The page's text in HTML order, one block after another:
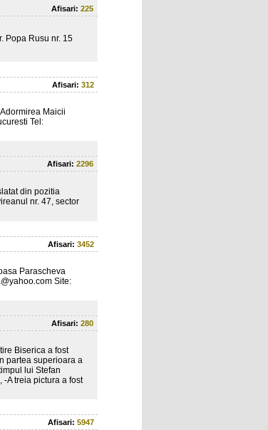
Afisari: 225
Popa Rusu nr. 15
Afisari: 312
Maicii
Tel:
Afisari: 2296
din pozitia
nr. 47, sector
Afisari: 3452
Parascheva
Site:
Afisari: 280
Biserica a fost
partea superioara a
lui Stefan
A treia pictura a fost
Afisari: 5947